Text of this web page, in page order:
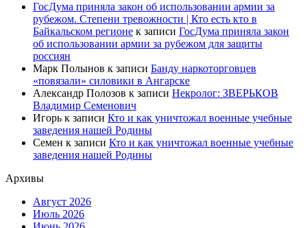
ГосДума приняла закон об использовании армии за
рубежом. Степени тревожности | Кто есть кто в
Байкальском регионе к записи ГосДума приняла закон
об использовании армии за рубежом для защиты
россиян
Марк Полынов к записи Банду наркоторговцев
«повязали» силовики в Ангарске
Александр Полозов к записи Некролог: ЗВЕРЬКОВ
Владимир Семенович
Игорь к записи Кто и как уничтожал военные учебные
заведения нашей Родины
Семен к записи Кто и как уничтожал военные учебные
заведения нашей Родины
Архивы
Август 2026
Июль 2026